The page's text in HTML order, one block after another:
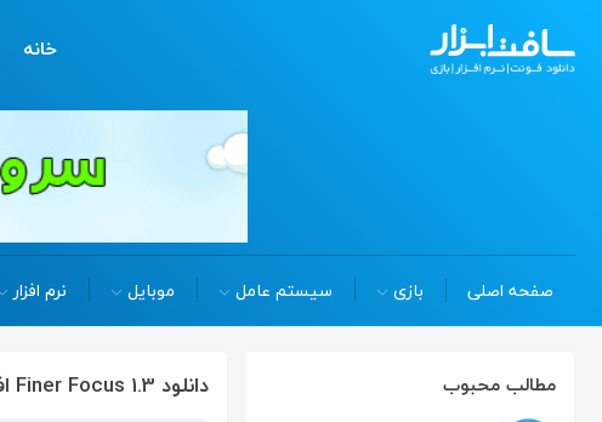
خانه
صفحه اصلی بازی سیستم عامل موبایل نرم افزار
مطالب محبوب دانلود Finer Focus 1.3 افزایش کارایی فضای دسکتاپ در مکینتاش